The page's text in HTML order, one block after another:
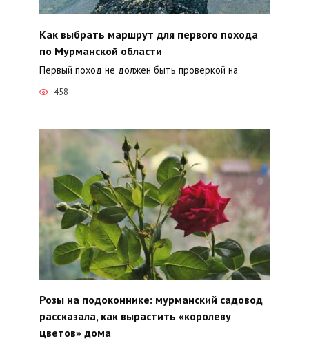
Как выбрать маршрут для первого похода
по Мурманской области
Первый поход не должен быть проверкой на
458
Розы на подоконнике: мурманский садовод
рассказала, как вырастить «королеву
цветов» дома